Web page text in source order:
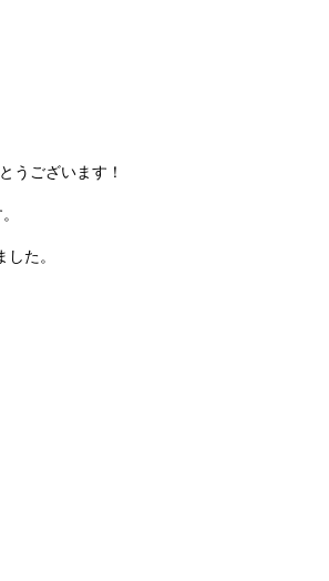
うございます！
た。